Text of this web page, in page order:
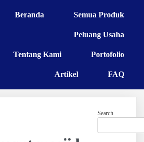
Beranda Semua Produk
Peluang Usaha
Tentang Kami Portofolio
Artikel FAQ
Search